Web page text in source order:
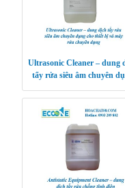
Ultrasonic Cleaner – dung
tẩy rửa siêu âm chuyên
dụng